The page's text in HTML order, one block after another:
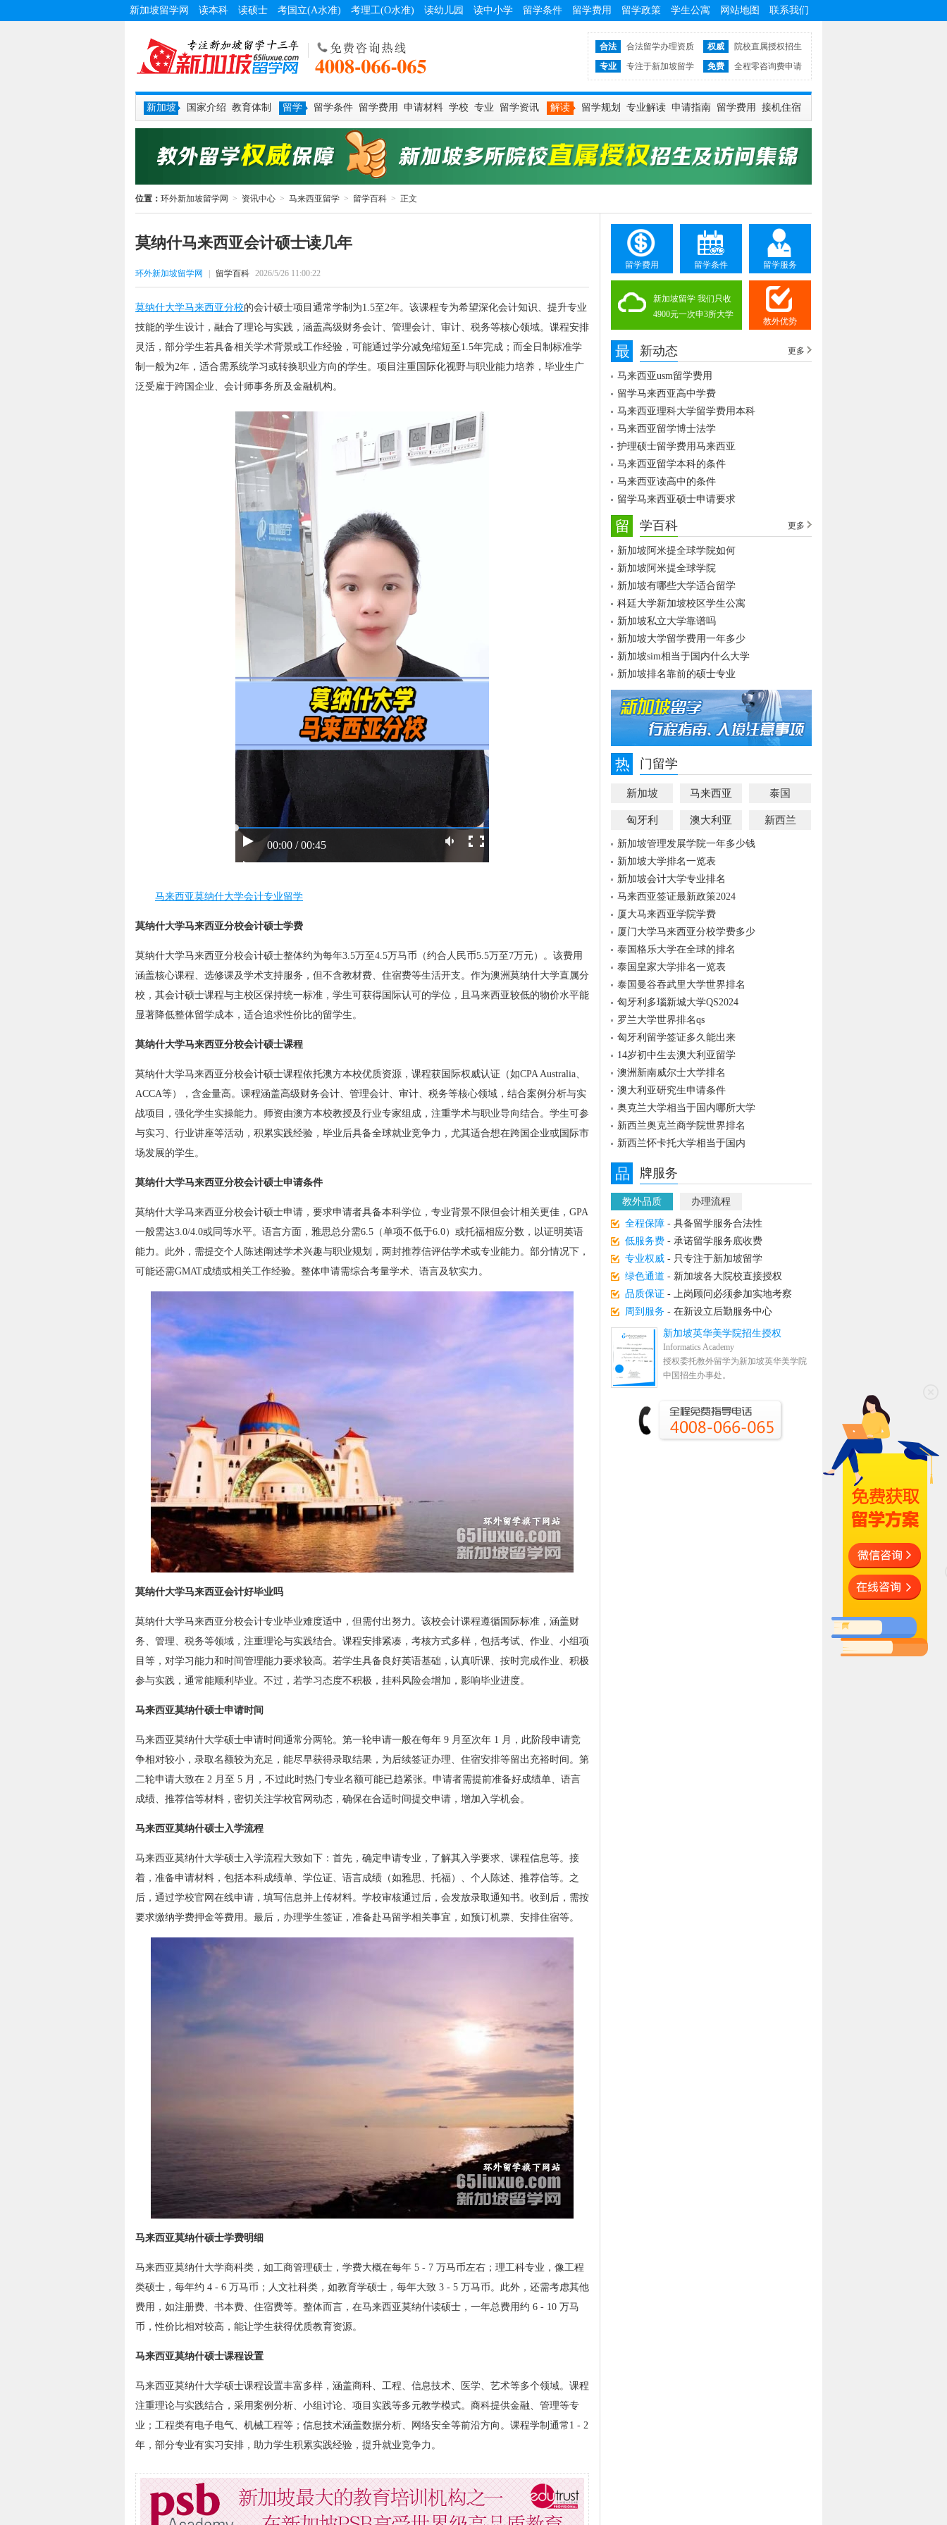
新加坡留学网 读本科 读硕士 考国立(A水准) 考理工(O水准) 读幼儿园 读中小学 留学条件 留学费用 留学政策 学生公寓 网站地图 联系我们
合法 合法留学办理资质 权威
院校直属授权招生
专业
专注于新加坡留学 免费 全程零咨询费申请
新加坡 国家介绍 教育体制 留学 留学条件 留学费用 申请材料 学校 专业 留学资讯 解读 留学规划 专业解读 申请指南 留学费用 接机住宿
位置： 环外新加坡留学网 > 资讯中心 > 马来西亚留学 > 留学百科 > 正文
莫纳什马来西亚会计硕士读几年
环外新加坡留学网 留学百科 2026/5/26 11:00:22
莫纳什大学马来西亚分校的会计硕士项目通常学制为1.5至2年。该课程专为希望深化会计知识、提升专业
技能的学生设计，融合了理论与实践，涵盖高级财务会计、管理会计、审计、税务等核心领域。课程安排
灵活，部分学生若具备相关学术背景或工作经验，可能通过学分减免缩短至1.5年完成；而全日制标准学
制一般为2年，适合需系统学习或转换职业方向的学生。项目注重国际化视野与职业能力培养，毕业生广
泛受雇于跨国企业、会计师事务所及金融机构。
00:00 / 00:45
马来西亚莫纳什大学会计专业留学
莫纳什大学马来西亚分校会计硕士学费
莫纳什大学马来西亚分校会计硕士整体约为每年3.5万至4.5万马币（约合人民币5.5万至7万元）。该费用
涵盖核心课程、选修课及学术支持服务，但不含教材费、住宿费等生活开支。作为澳洲莫纳什大学直属分
校，其会计硕士课程与主校区保持统一标准，学生可获得国际认可的学位，且马来西亚较低的物价水平能
显著降低整体留学成本，适合追求性价比的留学生。
莫纳什大学马来西亚分校会计硕士课程
莫纳什大学马来西亚分校会计硕士课程依托澳方本校优质资源，课程获国际权威认证（如CPA Australia、
ACCA等），含金量高。课程涵盖高级财务会计、管理会计、审计、税务等核心领域，结合案例分析与实
战项目，强化学生实操能力。师资由澳方本校教授及行业专家组成，注重学术与职业导向结合。学生可参
与实习、行业讲座等活动，积累实践经验，毕业后具备全球就业竞争力，尤其适合想在跨国企业或国际市
场发展的学生。
莫纳什大学马来西亚分校会计硕士申请条件
莫纳什大学马来西亚分校会计硕士申请，要求申请者具备本科学位，专业背景不限但会计相关更佳，GPA
一般需达3.0/4.0或同等水平。语言方面，雅思总分需6.5（单项不低于6.0）或托福相应分数，以证明英语
能力。此外，需提交个人陈述阐述学术兴趣与职业规划，两封推荐信评估学术或专业能力。部分情况下，
可能还需GMAT成绩或相关工作经验。整体申请需综合考量学术、语言及软实力。
莫纳什大学马来西亚会计好毕业吗
莫纳什大学马来西亚分校会计专业毕业难度适中，但需付出努力。该校会计课程遵循国际标准，涵盖财
务、管理、税务等领域，注重理论与实践结合。课程安排紧凑，考核方式多样，包括考试、作业、小组项
目等，对学习能力和时间管理能力要求较高。若学生具备良好英语基础，认真听课、按时完成作业、积极
参与实践，通常能顺利毕业。不过，若学习态度不积极，挂科风险会增加，影响毕业进度。
马来西亚莫纳什硕士申请时间
马来西亚莫纳什大学硕士申请时间通常分两轮。第一轮申请一般在每年 9 月至次年 1 月，此阶段申请竞
争相对较小，录取名额较为充足，能尽早获得录取结果，为后续签证办理、住宿安排等留出充裕时间。第
二轮申请大致在 2 月至 5 月，不过此时热门专业名额可能已趋紧张。申请者需提前准备好成绩单、语言
成绩、推荐信等材料，密切关注学校官网动态，确保在合适时间提交申请，增加入学机会。
马来西亚莫纳什硕士入学流程
马来西亚莫纳什大学硕士入学流程大致如下：首先，确定申请专业，了解其入学要求、课程信息等。接
着，准备申请材料，包括本科成绩单、学位证、语言成绩（如雅思、托福）、个人陈述、推荐信等。之
后，通过学校官网在线申请，填写信息并上传材料。学校审核通过后，会发放录取通知书。收到后，需按
要求缴纳学费押金等费用。最后，办理学生签证，准备赴马留学相关事宜，如预订机票、安排住宿等。
马来西亚莫纳什硕士学费明细
马来西亚莫纳什大学商科类，如工商管理硕士，学费大概在每年 5 - 7 万马币左右；理工科专业，像工程
类硕士，每年约 4 - 6 万马币；人文社科类，如教育学硕士，每年大致 3 - 5 万马币。此外，还需考虑其他
费用，如注册费、书本费、住宿费等。整体而言，在马来西亚莫纳什读硕士，一年总费用约 6 - 10 万马
币，性价比相对较高，能让学生获得优质教育资源。
马来西亚莫纳什硕士课程设置
马来西亚莫纳什大学硕士课程设置丰富多样，涵盖商科、工程、信息技术、医学、艺术等多个领域。课程
注重理论与实践结合，采用案例分析、小组讨论、项目实践等多元教学模式。商科提供金融、管理等专
业；工程类有电子电气、机械工程等；信息技术涵盖数据分析、网络安全等前沿方向。课程学制通常1 - 2
年，部分专业有实习安排，助力学生积累实践经验，提升就业竞争力。
留学费用 留学条件 留学服务
新加坡留学 我们只收
4900元一次申3所大学
教外优势
最 新动态 更多
马来西亚usm留学费用
留学马来西亚高中学费
马来西亚理科大学留学费用本科
马来西亚留学博士法学
护理硕士留学费用马来西亚
马来西亚留学本科的条件
马来西亚读高中的条件
留学马来西亚硕士申请要求
留 学百科 更多
新加坡阿米提全球学院如何
新加坡阿米提全球学院
新加坡有哪些大学适合留学
科廷大学新加坡校区学生公寓
新加坡私立大学靠谱吗
新加坡大学留学费用一年多少
新加坡sim相当于国内什么大学
新加坡排名靠前的硕士专业
热 门留学
新加坡 马来西亚 泰国
匈牙利 澳大利亚 新西兰
新加坡管理发展学院一年多少钱
新加坡大学排名一览表
新加坡会计大学专业排名
马来西亚签证最新政策2024
厦大马来西亚学院学费
厦门大学马来西亚分校学费多少
泰国格乐大学在全球的排名
泰国皇家大学排名一览表
泰国曼谷吞武里大学世界排名
匈牙利多瑙新城大学QS2024
罗兰大学世界排名qs
匈牙利留学签证多久能出来
14岁初中生去澳大利亚留学
澳洲新南威尔士大学排名
澳大利亚研究生申请条件
奥克兰大学相当于国内哪所大学
新西兰奥克兰商学院世界排名
新西兰怀卡托大学相当于国内
品 牌服务
教外品质 办理流程
全程保障 - 具备留学服务合法性
低服务费 - 承诺留学服务底收费
专业权威 - 只专注于新加坡留学
绿色通道 - 新加坡各大院校直接授权
品质保证 - 上岗顾问必须参加实地考察
周到服务 - 在新设立后勤服务中心